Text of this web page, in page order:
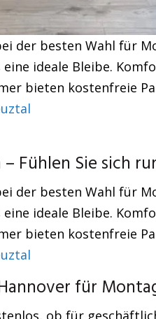
der besten Wahl für
ideale Bleibe.
bieten kostenfreie
Fühlen Sie sich
der besten Wahl für
ideale Bleibe.
bieten kostenfreie
für
ob für